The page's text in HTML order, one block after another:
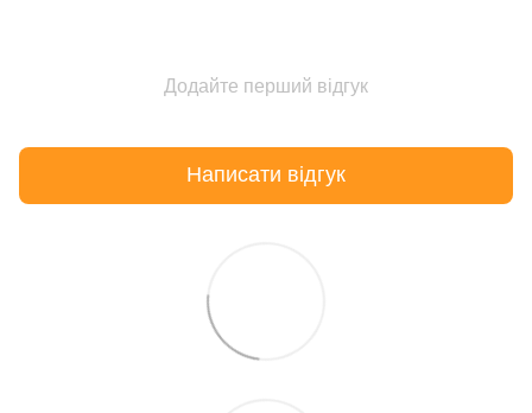
Додайте перший відгук
Написати відгук